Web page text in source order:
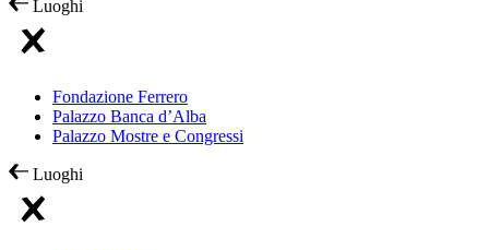
Luoghi
Fondazione Ferrero
Palazzo Banca d’Alba
Palazzo Mostre e Congressi
Luoghi